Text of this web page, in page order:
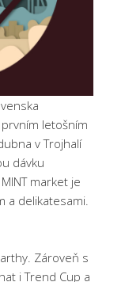
letošním
v Trojhalí
dávku
market je
a delikatesami.
Zároveň s
i Trend Cup a